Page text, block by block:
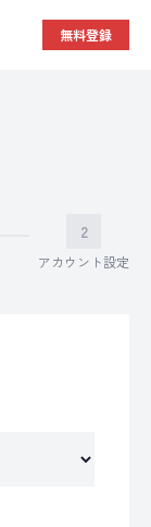
無料登録
2
アカウント設定